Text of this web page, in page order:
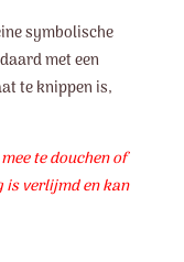
symbolische
met een
te knippen is,
te douchen of
is verlijmd en kan